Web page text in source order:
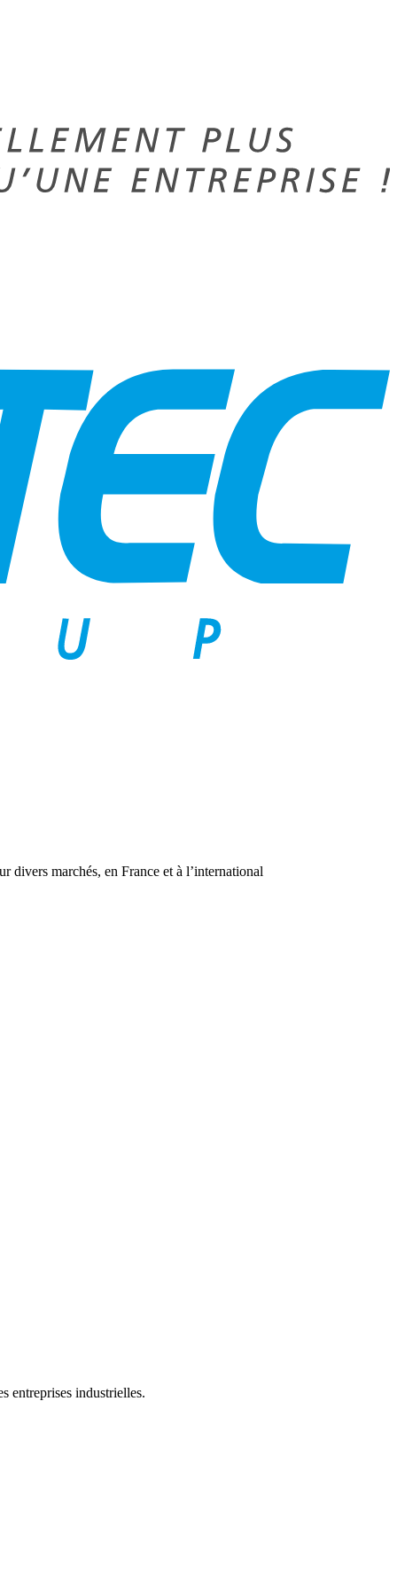
divers marchés, en France et à l’international
entreprises industrielles.